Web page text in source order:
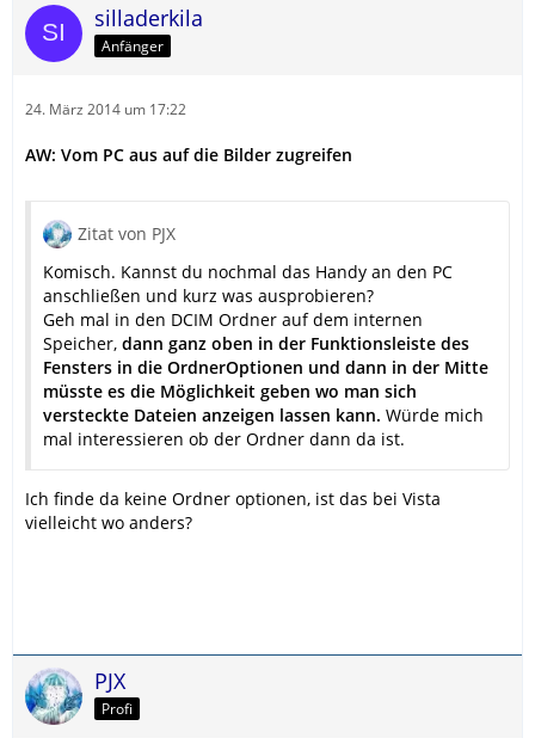
silladerkila
Anfänger
24. März 2014 um 17:22
AW: Vom PC aus auf die Bilder zugreifen
Zitat von PJX
Komisch. Kannst du nochmal das Handy an den PC
anschließen und kurz was ausprobieren?
Geh mal in den DCIM Ordner auf dem internen
Speicher, dann ganz oben in der Funktionsleiste des
Fensters in die OrdnerOptionen und dann in der Mitte
müsste es die Möglichkeit geben wo man sich
versteckte Dateien anzeigen lassen kann. Würde mich
mal interessieren ob der Ordner dann da ist.
Ich finde da keine Ordner optionen, ist das bei Vista
vielleicht wo anders?
PJX
Profi